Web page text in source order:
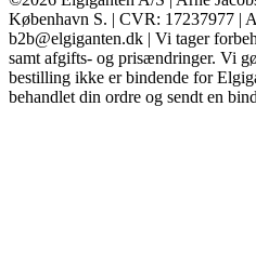
København S. | CVR: 17237977 |
b2b@elgiganten.dk | Vi tager
samt afgifts- og prisændringer. Vi
bestilling ikke er bindende for
behandlet din ordre og sendt en